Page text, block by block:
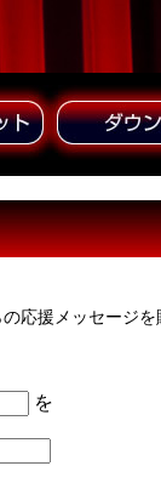
応援メッセージを
を